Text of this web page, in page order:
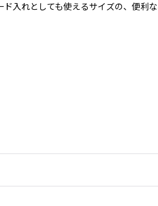
入れとしても使えるサイズの、便利な